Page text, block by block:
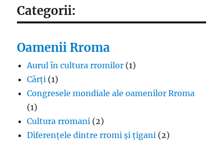
Categorii:
Oamenii Rroma
Aurul în cultura rromilor (1)
Cărți (1)
Congresele mondiale ale oamenilor Rroma
(1)
Cultura rromani (2)
Diferențele dintre rromi și țigani (2)